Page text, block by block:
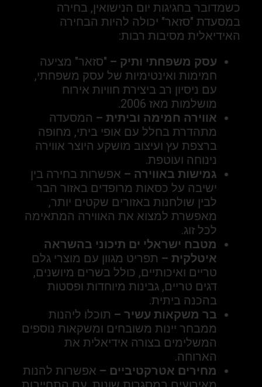
כשמדובר בחגיגות יום הנישואין, בחירה
במסעדת "סזאר" יכולה להיות הבחירה
האידיאלית מסיבות רבות:
עסק משפחתי ותיק – "סזאר" מציעה
חמימות ואינטימיות של עסק משפחתי,
עם ניסיון רב ביצירת חוויות אירוח
מושלמות מאז 2006.
אווירה חמימה וביתית – המסעדה
מתהדרת בחלל עם אופי ביתי, מחופה
ברצפת עץ ועיצוב מושקע היוצר אווירה
נינוחה ועוטפת.
גמישות באווירה – אפשרות בחירה בין
ישיבה על כסאות מרופדים באזור הבר
לבין שולחנות באזורים שקטים יותר,
מאפשרת למצוא את האווירה המתאימה
לכל זוג.
מטבח ישראלי ים תיכוני בהשראה
איטלקית – תפריט מגוון עם מוצרי גלם
טריים ואיכותיים, כולל בשרים מיושנים,
דגים טריים, גבינות מיוחדות ופסטות
בהכנה ביתית.
בר משקאות עשיר – תוכלו ליהנות
ממבחר יינות משובחים ומשקאות נוספים
המשלימים בצורה אידיאלית את
הארוחה.
מחירים אטרקטיביים – אפשרות להנות